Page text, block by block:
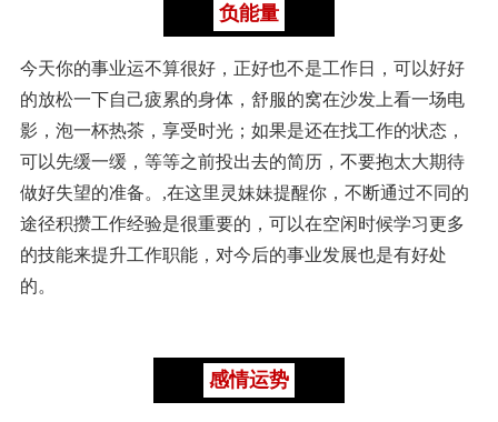
负能量
今天你的事业运不算很好，正好也不是工作日，可以好好
的放松一下自己疲累的身体，舒服的窝在沙发上看一场电
影，泡一杯热茶，享受时光；如果是还在找工作的状态，
可以先缓一缓，等等之前投出去的简历，不要抱太大期待
做好失望的准备。,在这里灵妹妹提醒你，不断通过不同的
途径积攒工作经验是很重要的，可以在空闲时候学习更多
的技能来提升工作职能，对今后的事业发展也是有好处
的。
感情运势